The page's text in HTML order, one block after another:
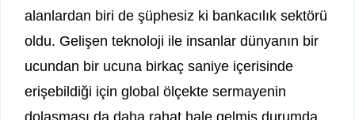
alanlardan biri de şüphesiz ki bankacılık sektörü
oldu. Gelişen teknoloji ile insanlar dünyanın bir
ucundan bir ucuna birkaç saniye içerisinde
erişebildiği için global ölçekte sermayenin